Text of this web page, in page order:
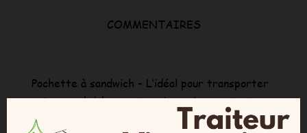
COMMENTAIRES
Pochette à sandwich - L’idéal pour transporter
votre sandwich ou votre pique-nique en toute
sécurité.